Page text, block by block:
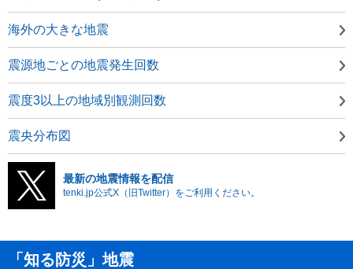
海外の大きな地震
震源地ごとの地震発生回数
震度3以上の地域別観測回数
震央分布図
最新の地震情報を配信
tenki.jp公式X（旧Twitter）をご利用ください。
「知る防災」地震